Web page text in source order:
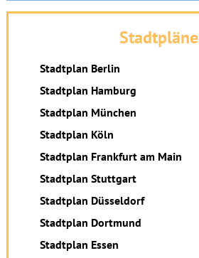
Stadtpläne
Stadtplan Berlin
Stadtplan Hamburg
Stadtplan München
Stadtplan Köln
Stadtplan Frankfurt am Main
Stadtplan Stuttgart
Stadtplan Düsseldorf
Stadtplan Dortmund
Stadtplan Essen